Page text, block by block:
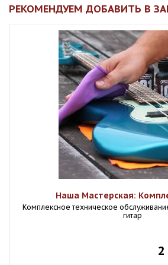
РЕКОМЕНДУЕМ ДОБАВИТЬ В
Наша Мастерская:
Комплексное техническое
гитар